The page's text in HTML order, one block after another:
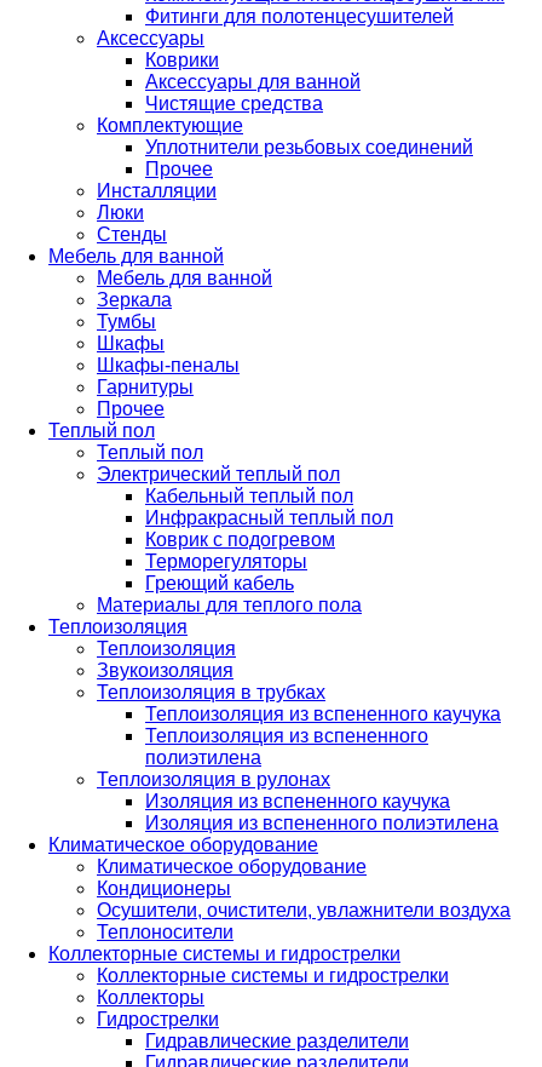
Фитинги для полотенцесушителей
Аксессуары
Коврики
Аксессуары для ванной
Чистящие средства
Комплектующие
Уплотнители резьбовых соединений
Прочее
Инсталляции
Люки
Стенды
Мебель для ванной
Мебель для ванной
Зеркала
Тумбы
Шкафы
Шкафы-пеналы
Гарнитуры
Прочее
Теплый пол
Теплый пол
Электрический теплый пол
Кабельный теплый пол
Инфракрасный теплый пол
Коврик с подогревом
Терморегуляторы
Греющий кабель
Материалы для теплого пола
Теплоизоляция
Теплоизоляция
Звукоизоляция
Теплоизоляция в трубках
Теплоизоляция из вспененного каучука
Теплоизоляция из вспененного
полиэтилена
Теплоизоляция в рулонах
Изоляция из вспененного каучука
Изоляция из вспененного полиэтилена
Климатическое оборудование
Климатическое оборудование
Кондиционеры
Осушители, очистители, увлажнители воздуха
Теплоносители
Коллекторные системы и гидрострелки
Коллекторные системы и гидрострелки
Коллекторы
Гидрострелки
Гидравлические разделители